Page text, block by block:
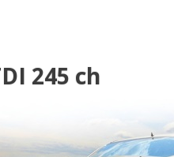
boite auto 2011 Avus +.(0
245 ch